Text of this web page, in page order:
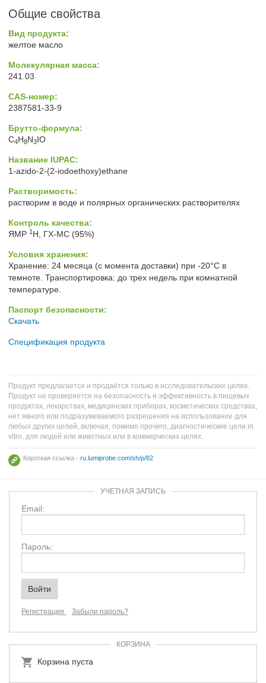
Общие свойства
Вид продукта:
желтое масло
Молекулярная масса:
241.03
CAS-номер:
2387581-33-9
Брутто-формула:
C4H8N3IO
Название IUPAC:
1-azido-2-(2-iodoethoxy)ethane
Растворимость:
растворим в воде и полярных органических растворителях
Контроль качества:
ЯМР 1 H, ГХ-МС (95%)
Условия хранения:
Хранение: 24 месяца (с момента доставки) при -20°C в
темноте. Транспортировка: до трех недель при комнатной
температуре.
Паспорт безопасности:
Скачать
Спецификация продукта
Продукт предлагается и продаётся только в исследовательских целях.
Продукт не проверяется на безопасность и эффективность в пищевых
продуктах, лекарствах, медицинских приборах, косметических средствах,
нет явного или подразумеваемого разрешения на использование для
любых других целей, включая, помимо прочего, диагностические цели in
vitro, для людей или животных или в коммерческих целях.
Короткая ссылка - ru.lumiprobe.com/sh/p/82
УЧЕТНАЯ ЗАПИСЬ
Email:
Пароль:
Регистрация Забыли пароль?
КОРЗИНА
Корзина пуста